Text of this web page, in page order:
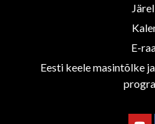
E-
Eesti keele masintõlke